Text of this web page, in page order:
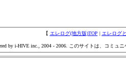
【 エレログ(地方版)TOP | エレログ
by i-HIVE inc., 2004 - 2006. このサイトは、コミュ